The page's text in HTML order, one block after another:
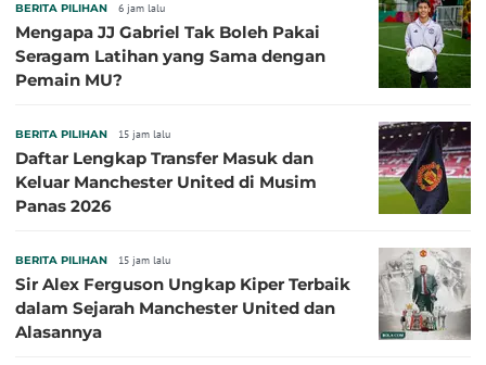
BERITA PILIHAN 6 jam lalu
Mengapa JJ Gabriel Tak Boleh Pakai
Seragam Latihan yang Sama dengan
Pemain MU?
BERITA PILIHAN 15 jam lalu
Daftar Lengkap Transfer Masuk dan
Keluar Manchester United di Musim
Panas 2026
BERITA PILIHAN 15 jam lalu
Sir Alex Ferguson Ungkap Kiper Terbaik
dalam Sejarah Manchester United dan
Alasannya